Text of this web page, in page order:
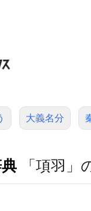
大義名分
「項羽